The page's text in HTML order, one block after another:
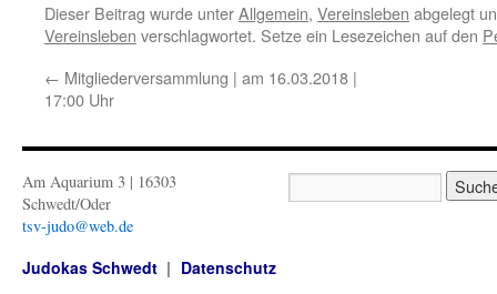
Dieser Beitrag wurde unterAllgemein, Vereinsleben abgelegt
Vereinsleben verschlagwortet. Setze ein Lesezeichen auf den
← Mitgliederversammlung | am 16.03.2018 |
17:00 Uhr
Am Aquarium 3 | 16303
Schwedt/Oder
tsv-judo@web.de
Judokas Schwedt Datenschutz